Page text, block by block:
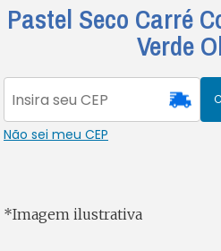
Pastel Seco Carré
Verde
Não sei meu CEP
*Imagem ilustrativa